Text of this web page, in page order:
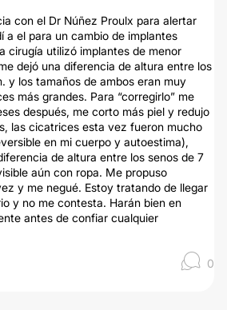
con el Dr Núñez Proulx para alertar
a el para un cambio de implantes
cirugía utilizó implantes de menor
dejó una diferencia de altura entre los
y los tamaños de ambos eran muy
más grandes. Para “corregirlo” me
después, me corto más piel y redujo
las cicatrices esta vez fueron mucho
en mi cuerpo y autoestima),
de altura entre los senos de 7
aún con ropa. Me propuso
y me negué. Estoy tratando de llegar
y no me contesta. Harán bien en
antes de confiar cualquier
0